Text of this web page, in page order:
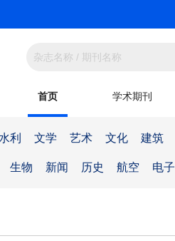
首页 学术期刊
水利 文学 艺术 文化 建筑
生物 新闻 历史 航空 电子